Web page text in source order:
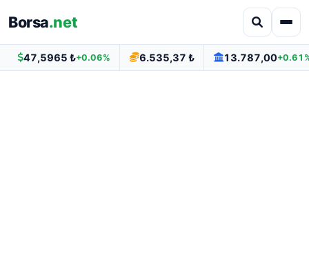
Borsa.net
47,5965 ₺+0.06% 6.535,37 ₺ 13.787,00